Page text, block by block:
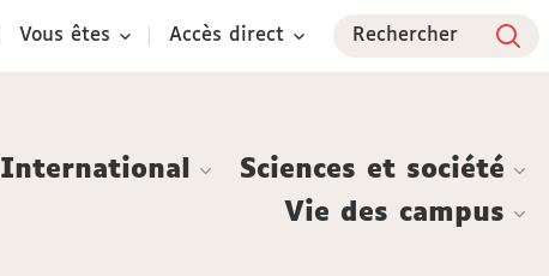
Vous êtes Accès direct Rechercher
International
Sciences et société
Vie des campus